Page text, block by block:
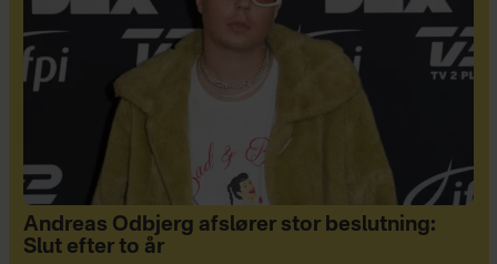
Andreas Odbjerg afslører stor beslutning:
Slut efter to år